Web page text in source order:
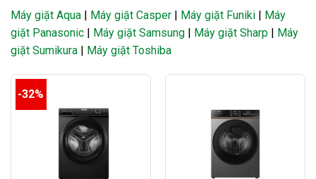
Máy giặt Aqua | Máy giặt Casper | Máy giặt Funiki | Máy
giặt Panasonic | Máy giặt Samsung | Máy giặt Sharp | Máy
giặt Sumikura | Máy giặt Toshiba
-32%